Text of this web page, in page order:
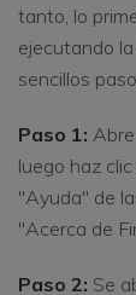
tanto, lo
ejecutando
sencillos
Paso 1:
luego haz
"Ayuda" de
"Acerca de
Paso 2: Se